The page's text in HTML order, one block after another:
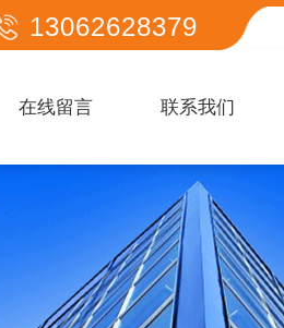
13062628379
在线留言 联系我们